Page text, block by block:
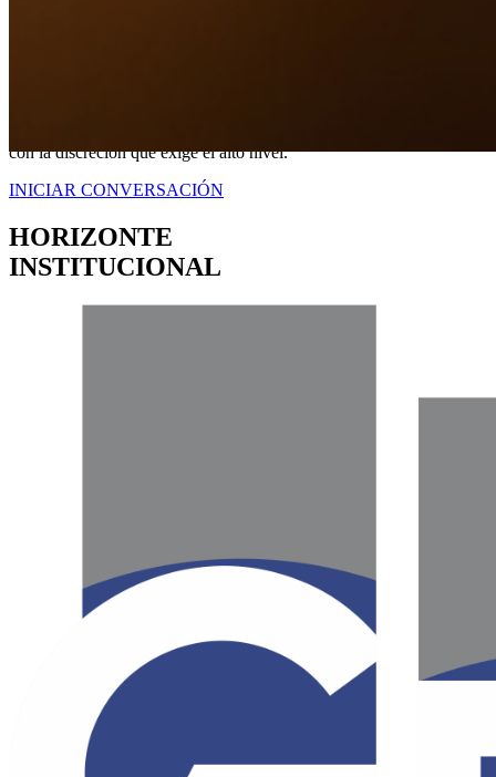
con la discreción que exige el alto nivel.
INICIAR CONVERSACIÓN
HORIZONTE
INSTITUCIONAL